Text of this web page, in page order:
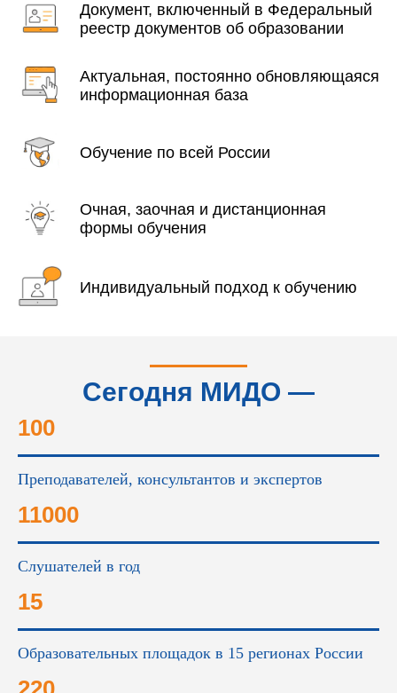
Документ, включенный в Федеральный
реестр документов об образовании
Актуальная, постоянно обновляющаяся
информационная база
Обучение по всей России
Очная, заочная и дистанционная
формы обучения
Индивидуальный подход к обучению
Сегодня МИДО —
100
Преподавателей, консультантов и экспертов
11000
Слушателей в год
15
Образовательных площадок в 15 регионах России